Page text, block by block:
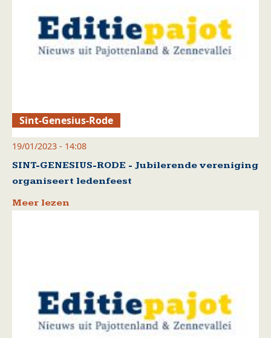
Sint-Genesius-Rode
19/01/2023 - 14:08
SINT-GENESIUS-RODE - Jubilerende vereniging
organiseert ledenfeest
Meer lezen